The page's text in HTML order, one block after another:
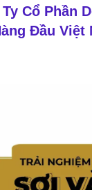
Cổ Phần
Đầu Việt